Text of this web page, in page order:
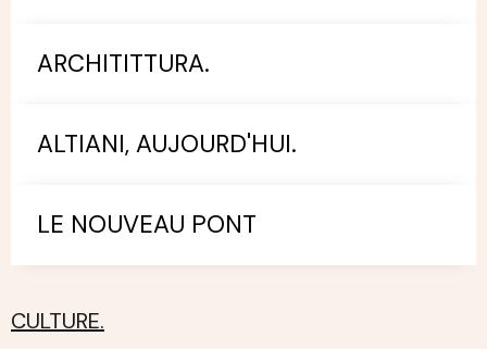
ARCHITITTURA.
ALTIANI, AUJOURD'HUI.
LE NOUVEAU PONT
CULTURE.